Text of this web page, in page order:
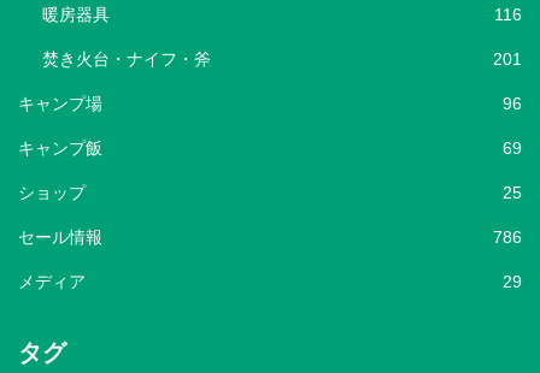
暖房器具 116
焚き火台・ナイフ・斧 201
キャンプ場 96
キャンプ飯 69
ショップ 25
セール情報 786
メディア 29
タグ